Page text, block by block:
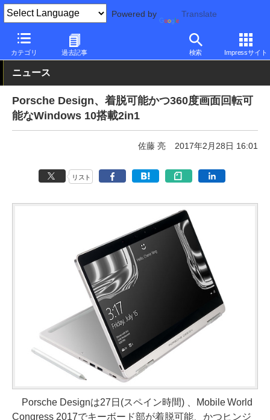
Powered by Translate
カテゴリ 過去記事 検索 Impressサイト
PC Watch イベント
ニュース
Porsche Design、着脱可能かつ360度画面回転可
能なWindows 10搭載2in1
佐藤 亮 2017年2月28日 16:01
リスト
Porsche Designは27日(スペイン時間) 、Mobile World
Congress 2017でキーボード部が着脱可能、かつヒンジ